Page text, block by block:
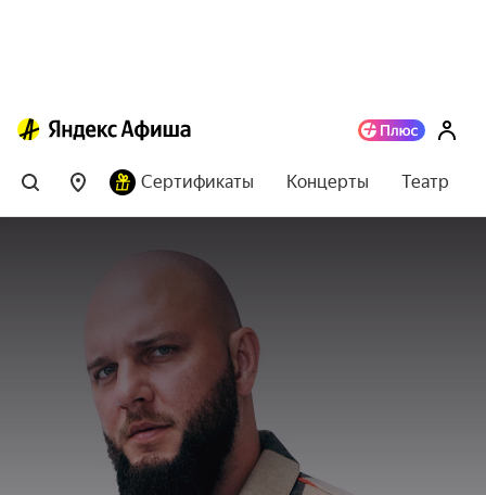
Сертификаты Концерты Театр